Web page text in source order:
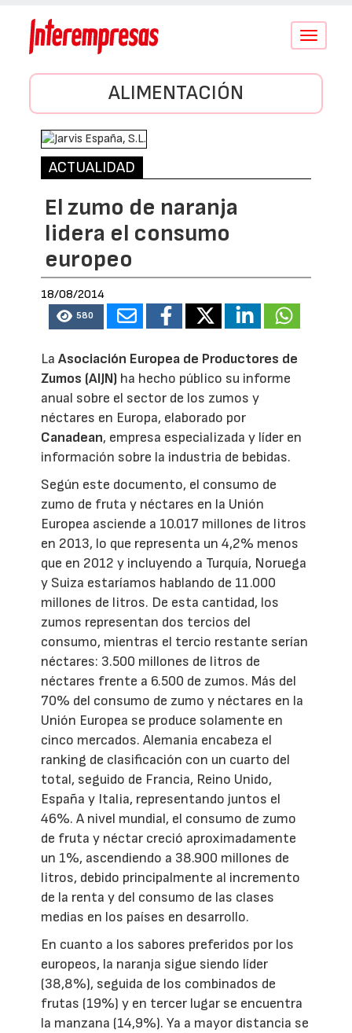
Conmutar
ALIMENTACIÓN
ACTUALIDAD
El zumo de naranja
lidera el consumo
europeo
18/08/2014
580
LaAsociación Europea de Productores de
Zumos (AIJN) ha hecho público su informe
anual sobre el sector de los zumos y
néctares en Europa, elaborado por
Canadean, empresa especializada y líder en
información sobre la industria de bebidas.
Según este documento, el consumo de
zumo de fruta y néctares en la Unión
Europea asciende a 10.017 millones de litros
en 2013, lo que representa un 4,2% menos
que en 2012 y incluyendo a Turquía, Noruega
y Suiza estaríamos hablando de 11.000
millones de litros. De esta cantidad, los
zumos representan dos tercios del
consumo, mientras el tercio restante serían
néctares: 3.500 millones de litros de
néctares frente a 6.500 de zumos. Más del
70% del consumo de zumo y néctares en la
Unión Europea se produce solamente en
cinco mercados. Alemania encabeza el
ranking de clasificación con un cuarto del
total, seguido de Francia, Reino Unido,
España y Italia, representando juntos el
46%. A nivel mundial, el consumo de zumo
de fruta y néctar creció aproximadamente
un 1%, ascendiendo a 38.900 millones de
litros, debido principalmente al incremento
de la renta y del consumo de las clases
medias en los países en desarrollo.
En cuanto a los sabores preferidos por los
europeos, la naranja sigue siendo líder
(38,8%), seguida de los combinados de
frutas (19%) y en tercer lugar se encuentra
la manzana (14,9%). Ya a mayor distancia se